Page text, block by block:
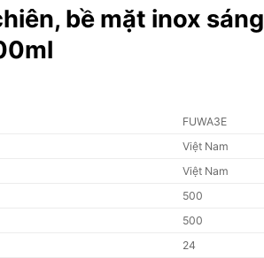
bề mặt inox sáng
FUWA3E
Việt Nam
Việt Nam
500
500
24